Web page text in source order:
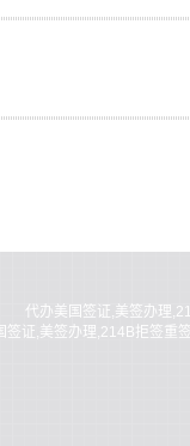
代办美国签证,美签办理
签证,美签办理,214B拒签重